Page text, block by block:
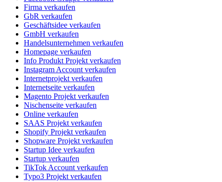
Firma verkaufen
GbR verkaufen
Geschäftsidee verkaufen
GmbH verkaufen
Handelsunternehmen verkaufen
Homepage verkaufen
Info Produkt Projekt verkaufen
Instagram Account verkaufen
Internetprojekt verkaufen
Internetseite verkaufen
Magento Projekt verkaufen
Nischenseite verkaufen
Online verkaufen
SAAS Projekt verkaufen
Shopify Projekt verkaufen
Shopware Projekt verkaufen
Startup Idee verkaufen
Startup verkaufen
TikTok Account verkaufen
Typo3 Projekt verkaufen